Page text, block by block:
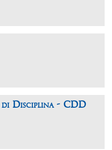
Disciplina - CDD